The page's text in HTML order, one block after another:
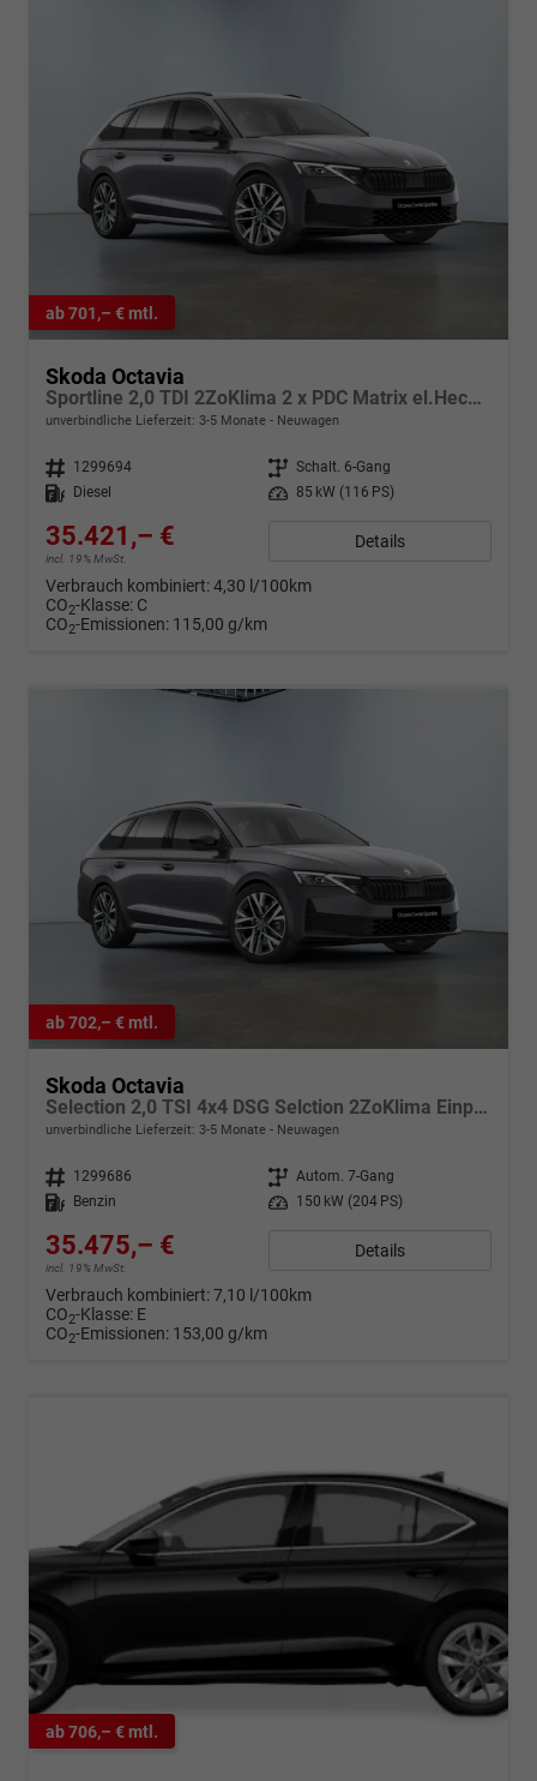
ab 701,– € mtl.
Skoda Octavia
Sportline 2,0 TDI 2ZoKlima 2 x PDC Matrix el.Heckklappe Sitzheizung Tempomat Digitales Cockpit 5J Garantie Leichtmetallfelgen
unverbindliche Lieferzeit: 3-5 Monate Neuwagen
Fahrzeugnr. 1299694 Getriebe Schalt. 6-Gang
Kraftstoff
Diesel Leistung 85 kW (116 PS)
35.421,– €
incl. 19% MwSt.
Details
Verbrauch kombiniert:4,30 l/100km
CO2-Klasse: C
CO2-Emissionen: 115,00 g/km
ab 702,– € mtl.
Skoda Octavia
Selection 2,0 TSI 4x4 DSG Selction 2ZoKlima Einparkhilfe LED Sitzheizung Tempomat Digitales Cockpit 5J Garantie Leichtmetallfelgen
unverbindliche Lieferzeit: 3-5 Monate Neuwagen
Fahrzeugnr. 1299686 Getriebe Autom. 7-Gang
Kraftstoff
Benzin Leistung 150 kW (204 PS)
35.475,– €
incl. 19% MwSt.
Details
Verbrauch kombiniert:7,10 l/100km
CO2-Klasse: E
CO2-Emissionen: 153,00 g/km
ab 706,– € mtl.